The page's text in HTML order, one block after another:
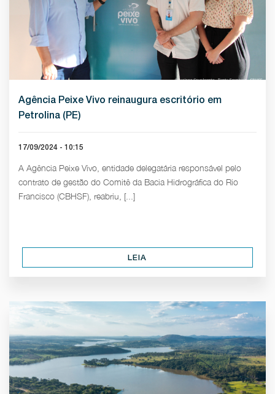
Agência Peixe Vivo reinaugura escritório em
Petrolina (PE)
17/09/2024 - 10:15
A Agência Peixe Vivo, entidade delegatária responsável pelo
contrato de gestão do Comitê da Bacia Hidrográfica do Rio
Francisco (CBHSF), reabriu, [...]
LEIA